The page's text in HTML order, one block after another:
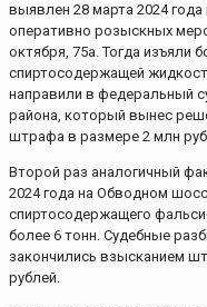
выявлен 28 марта 2024
оперативно розыскных
октября, 75а. Тогда изъяли
спиртосодержащей
направили в федеральный
района, который вынес
штрафа в размере 2 млн
Второй раз аналогичный
2024 года на Обводном
спиртосодержащего
более 6 тонн. Судебные
закончились взысканием
рублей.